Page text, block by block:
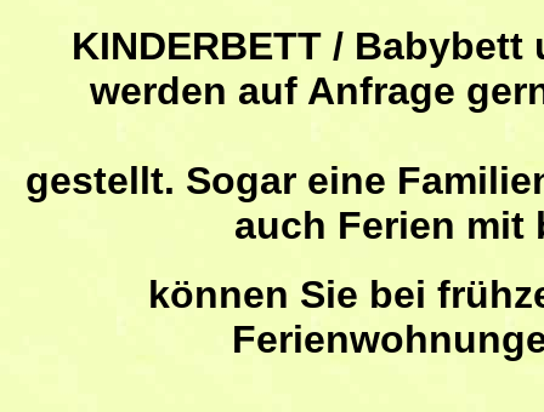
KINDERBETT /
werden auf Anfrage
gestellt. Sogar eine
auch Ferien mit
können Sie bei